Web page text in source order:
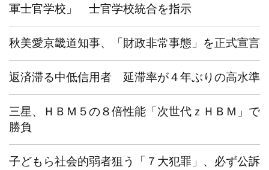
軍士官学校」 士官学校統合を指示
秋美愛京畿道知事、「財政非常事態」を正式宣言
返済滞る中低信用者 延滞率が４年ぶりの高水準
三星、ＨＢＭ５の８倍性能「次世代ｚＨＢＭ」で
勝負
子どもら社会的弱者狙う「７大犯罪」、必ず公訴